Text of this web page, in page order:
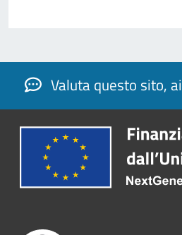
Valuta questo sito,